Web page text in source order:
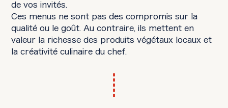
de vos invités.
Ces menus ne sont pas des compromis sur la
qualité ou le goût. Au contraire, ils mettent en
valeur la richesse des produits végétaux locaux et
la créativité culinaire du chef.